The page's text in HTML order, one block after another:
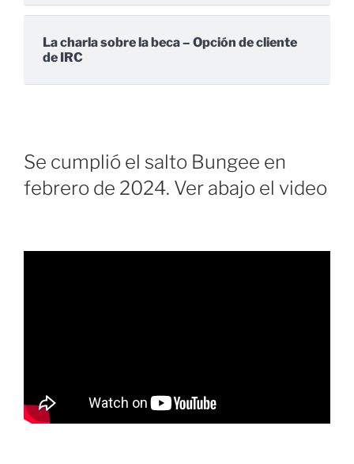
La charla sobre la beca – Opción de cliente
de IRC
Se cumplió el salto Bungee en
febrero de 2024. Ver abajo el video